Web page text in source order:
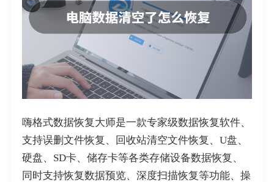
嗨格式数据恢复大师是一款专家级数据恢复软件、
支持误删文件恢复、回收站清空文件恢复、U盘、
硬盘、SD卡、储存卡等各类存储设备数据恢复、
同时支持恢复数据预览、深度扫描恢复等功能、操